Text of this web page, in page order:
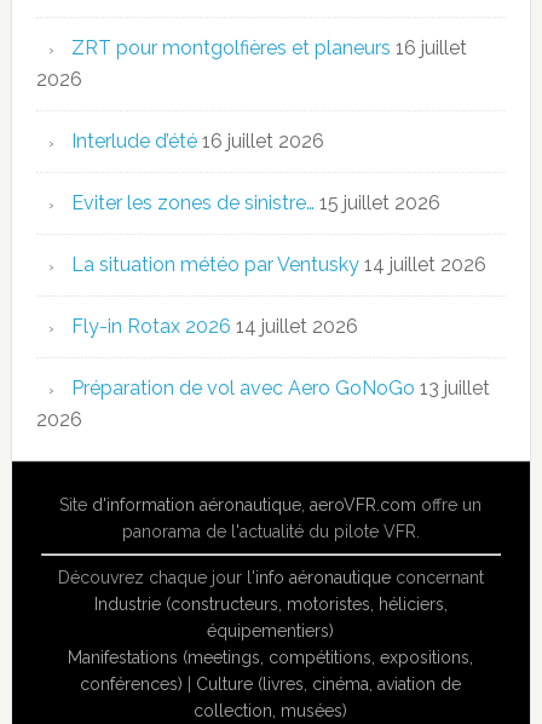
ZRT pour montgolfières et planeurs 16 juillet
2026
Interlude d’été 16 juillet 2026
Eviter les zones de sinistre… 15 juillet 2026
La situation météo par Ventusky 14 juillet 2026
Fly-in Rotax 2026 14 juillet 2026
Préparation de vol avec Aero GoNoGo 13 juillet
2026
Site d'information aéronautique ,aeroVFR.com offre un
panorama de l'actualité du pilote VFR.
Découvrez chaque jour l'info aéronautiqueconcernant
Industrie (constructeurs, motoristes, héliciers,
équipementiers)
Manifestations (meetings, compétitions, expositions,
conférences)
Culture (livres, cinéma, aviation de
collection, musées)